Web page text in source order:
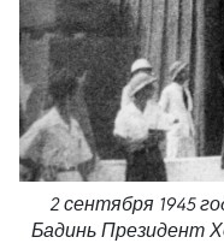
2 сентября 1945
Бадинь Президент